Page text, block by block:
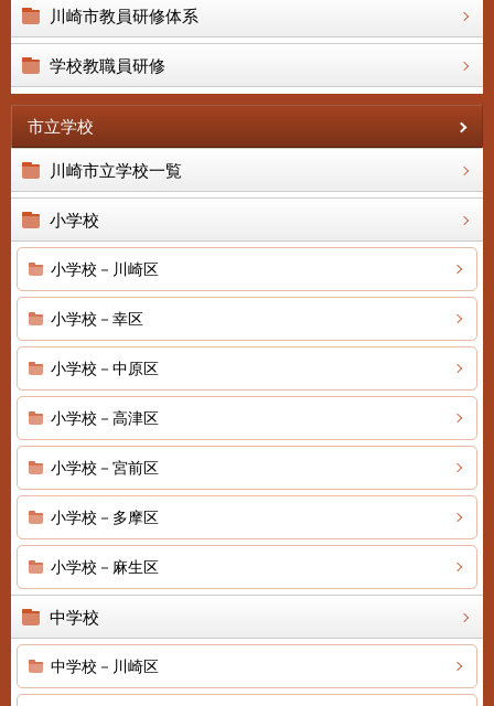
川崎市教員研修体系
学校教職員研修
市立学校
川崎市立学校一覧
小学校
小学校－川崎区
小学校－幸区
小学校－中原区
小学校－高津区
小学校－宮前区
小学校－多摩区
小学校－麻生区
中学校
中学校－川崎区